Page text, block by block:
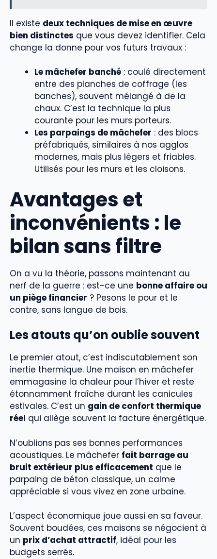
Il existe deux techniques de mise en œuvre
bien distinctes que vous devez identifier. Cela
change la donne pour vos futurs travaux :
Le mâchefer banché : coulé directement
entre des planches de coffrage (les
banches), souvent mélangé à de la
chaux. C’est la technique la plus
courante pour les murs porteurs.
Les parpaings de mâchefer : des blocs
préfabriqués, similaires à nos agglos
modernes, mais plus légers et friables.
Utilisés pour les murs et les cloisons.
Avantages et
inconvénients : le
bilan sans filtre
On a vu la théorie, passons maintenant au
nerf de la guerre : est-ce une bonne affaire ou
un piège financier ? Pesons le pour et le
contre, sans langue de bois.
Les atouts qu’on oublie souvent
Le premier atout, c’est indiscutablement son
inertie thermique. Une maison en mâchefer
emmagasine la chaleur pour l’hiver et reste
étonnamment fraîche durant les canicules
estivales. C’est un gain de confort thermique
réel qui allège souvent la facture énergétique.
N’oublions pas ses bonnes performances
acoustiques. Le mâchefer fait barrage au
bruit extérieur plus efficacement que le
parpaing de béton classique, un calme
appréciable si vous vivez en zone urbaine.
L’aspect économique joue aussi en sa faveur.
Souvent boudées, ces maisons se négocient à
un prix d’achat attractif, idéal pour les
budgets serrés.